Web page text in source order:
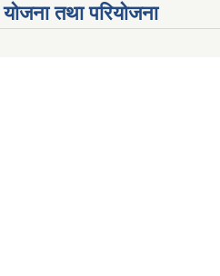
योजना तथा परियोजना